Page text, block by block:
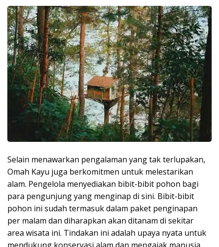
Selain menawarkan pengalaman yang tak terlupakan,
Omah Kayu juga berkomitmen untuk melestarikan
alam. Pengelola menyediakan bibit-bibit pohon bagi
para pengunjung yang menginap di sini. Bibit-bibit
pohon ini sudah termasuk dalam paket penginapan
per malam dan diharapkan akan ditanam di sekitar
area wisata ini. Tindakan ini adalah upaya nyata untuk